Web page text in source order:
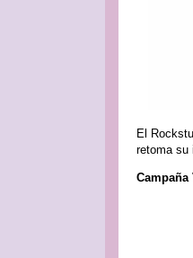
El
retoma su
Campaña